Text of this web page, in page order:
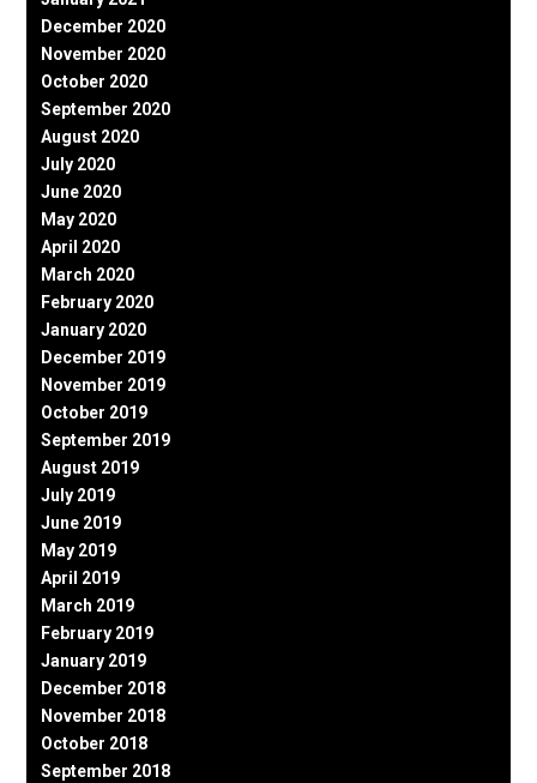
December 2020
November 2020
October 2020
September 2020
August 2020
July 2020
June 2020
May 2020
April 2020
March 2020
February 2020
January 2020
December 2019
November 2019
October 2019
September 2019
August 2019
July 2019
June 2019
May 2019
April 2019
March 2019
February 2019
January 2019
December 2018
November 2018
October 2018
September 2018